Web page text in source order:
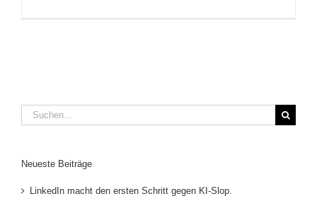
Suche
nach:
Neueste Beiträge
LinkedIn macht den ersten Schritt gegen KI-Slop.